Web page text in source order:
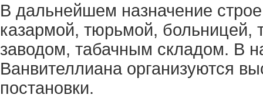
В дальнейшем назначение
казармой, тюрьмой,
заводом, табачным складом. В
Ванвителлиана организуются
постановки.